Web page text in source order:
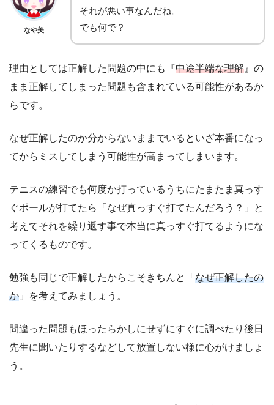
なや美
それが悪い事なんだね。
でも何で？
理由としては正解した問題の中にも『中途半端な理解 』の
まま正解してしまった問題も含まれている可能性があるか
らです。
なぜ正解したのか分からないままでいるといざ本番になっ
てからミスしてしまう可能性が高まってしまいます。
テニスの練習でも何度か打っているうちにたまたま真っす
ぐポールが打てたら「なぜ真っすぐ打てたんだろう？」と
考えてそれを繰り返す事で本当に真っすぐ打てるようにな
ってくるものです。
勉強も同じで正解したからこそきちんと「 なぜ正解したの
か 」を考えてみましょう。
間違った問題もほったらかしにせずにすぐに調べたり後日
先生に聞いたりするなどして放置しない様に心がけましょ
う。